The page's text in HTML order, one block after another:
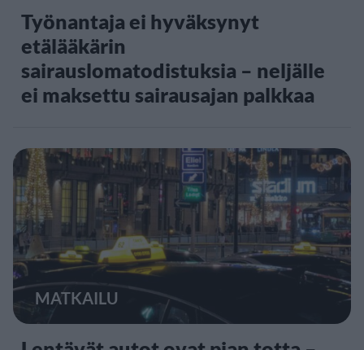
Työnantaja ei hyväksynyt
etälääkärin
sairauslomatodistuksia – neljälle
ei maksettu sairausajan palkkaa
MATKAILU